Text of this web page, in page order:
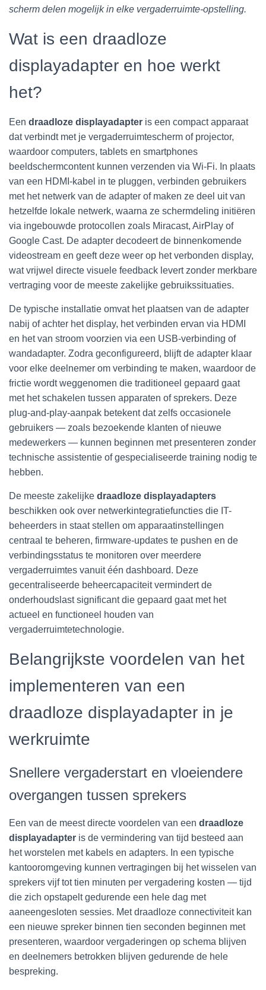
scherm delen mogelijk in elke vergaderruimte-opstelling.
Wat is een draadloze
displayadapter en hoe werkt
het?
Een draadloze displayadapter is een compact apparaat
dat verbindt met je vergaderruimtescherm of projector,
waardoor computers, tablets en smartphones
beeldschermcontent kunnen verzenden via Wi-Fi. In plaats
van een HDMI-kabel in te pluggen, verbinden gebruikers
met het netwerk van de adapter of maken ze deel uit van
hetzelfde lokale netwerk, waarna ze schermdeling initiëren
via ingebouwde protocollen zoals Miracast, AirPlay of
Google Cast. De adapter decodeert de binnenkomende
videostream en geeft deze weer op het verbonden display,
wat vrijwel directe visuele feedback levert zonder merkbare
vertraging voor de meeste zakelijke gebruikssituaties.
De typische installatie omvat het plaatsen van de adapter
nabij of achter het display, het verbinden ervan via HDMI
en het van stroom voorzien via een USB-verbinding of
wandadapter. Zodra geconfigureerd, blijft de adapter klaar
voor elke deelnemer om verbinding te maken, waardoor de
frictie wordt weggenomen die traditioneel gepaard gaat
met het schakelen tussen apparaten of sprekers. Deze
plug-and-play-aanpak betekent dat zelfs occasionele
gebruikers — zoals bezoekende klanten of nieuwe
medewerkers — kunnen beginnen met presenteren zonder
technische assistentie of gespecialiseerde training nodig te
hebben.
De meeste zakelijke draadloze displayadapters
beschikken ook over netwerkintegratiefuncties die IT-
beheerders in staat stellen om apparaatinstellingen
centraal te beheren, firmware-updates te pushen en de
verbindingsstatus te monitoren over meerdere
vergaderruimtes vanuit één dashboard. Deze
gecentraliseerde beheercapaciteit vermindert de
onderhoudslast significant die gepaard gaat met het
actueel en functioneel houden van
vergaderruimtetechnologie.
Belangrijkste voordelen van het
implementeren van een
draadloze displayadapter in je
werkruimte
Snellere vergaderstart en vloeiendere
overgangen tussen sprekers
Een van de meest directe voordelen van een draadloze
displayadapter is de vermindering van tijd besteed aan
het worstelen met kabels en adapters. In een typische
kantooromgeving kunnen vertragingen bij het wisselen van
sprekers vijf tot tien minuten per vergadering kosten — tijd
die zich opstapelt gedurende een hele dag met
aaneengesloten sessies. Met draadloze connectiviteit kan
een nieuwe spreker binnen tien seconden beginnen met
presenteren, waardoor vergaderingen op schema blijven
en deelnemers betrokken blijven gedurende de hele
bespreking.